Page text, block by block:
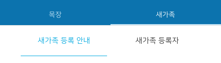
목장 새가족
새가족 등록 안내 새가족 등록자